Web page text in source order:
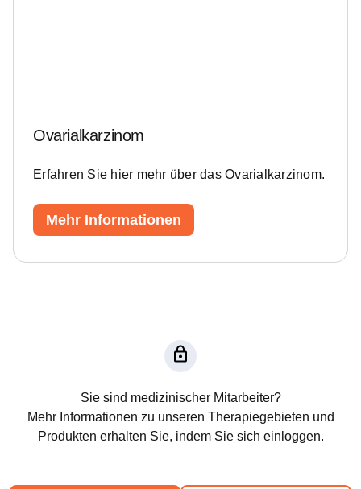
Ovarialkarzinom
Erfahren Sie hier mehr über das Ovarialkarzinom.
Mehr Informationen
Sie sind medizinischer Mitarbeiter?
Mehr Informationen zu unseren Therapiegebieten und
Produkten erhalten Sie, indem Sie sich einloggen.